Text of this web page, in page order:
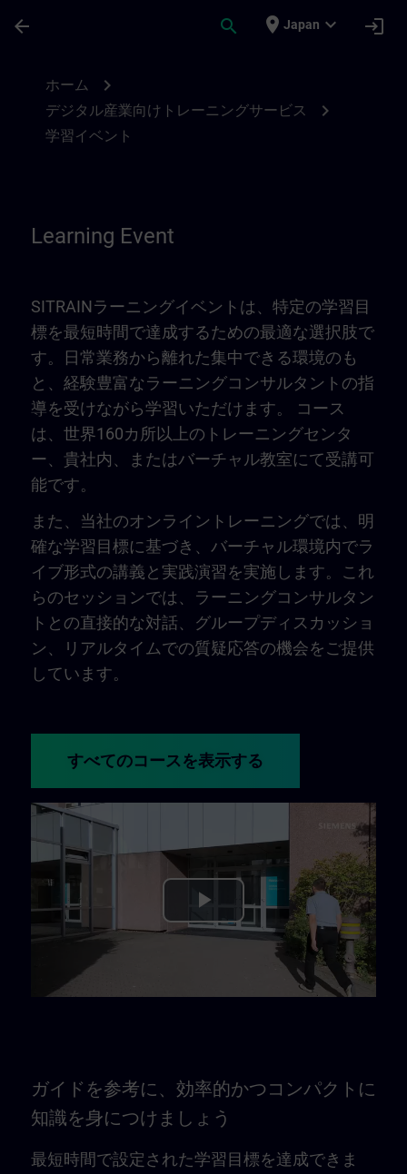
arrow_back search place Japan expand_more login
ホーム chevron_right
デジタル産業向けトレーニングサービス chevron_right
学習イベント
Learning Event
SITRAINラーニングイベントは、特定の学習目
標を最短時間で達成するための最適な選択肢で
す。日常業務から離れた集中できる環境のも
と、経験豊富なラーニングコンサルタントの指
導を受けながら学習いただけます。 コース
は、世界160カ所以上のトレーニングセンタ
ー、貴社内、またはバーチャル教室にて受講可
能です。
また、当社のオンライントレーニングでは、明
確な学習目標に基づき、バーチャル環境内でラ
イブ形式の講義と実践演習を実施します。これ
らのセッションでは、ラーニングコンサルタン
トとの直接的な対話、グループディスカッショ
ン、リアルタイムでの質疑応答の機会をご提供
しています。
すべてのコースを表示する
Play
ガイドを参考に、効率的かつコンパクトに
知識を身につけましょう
最短時間で設定された学習目標を達成できま